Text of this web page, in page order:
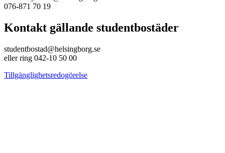
076-871 70 19
Kontakt gällande studentbostäder
studentbostad@helsingborg.se
eller ring 042-10 50 00
Tillgänglighetsredogörelse